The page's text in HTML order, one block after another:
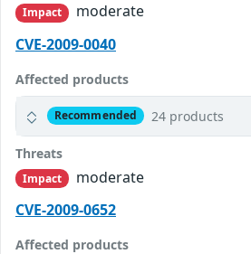
Impact
moderate
CVE-2009-0040
Affected products
Recommended 24 products
Threats
Impact
moderate
CVE-2009-0652
Affected products